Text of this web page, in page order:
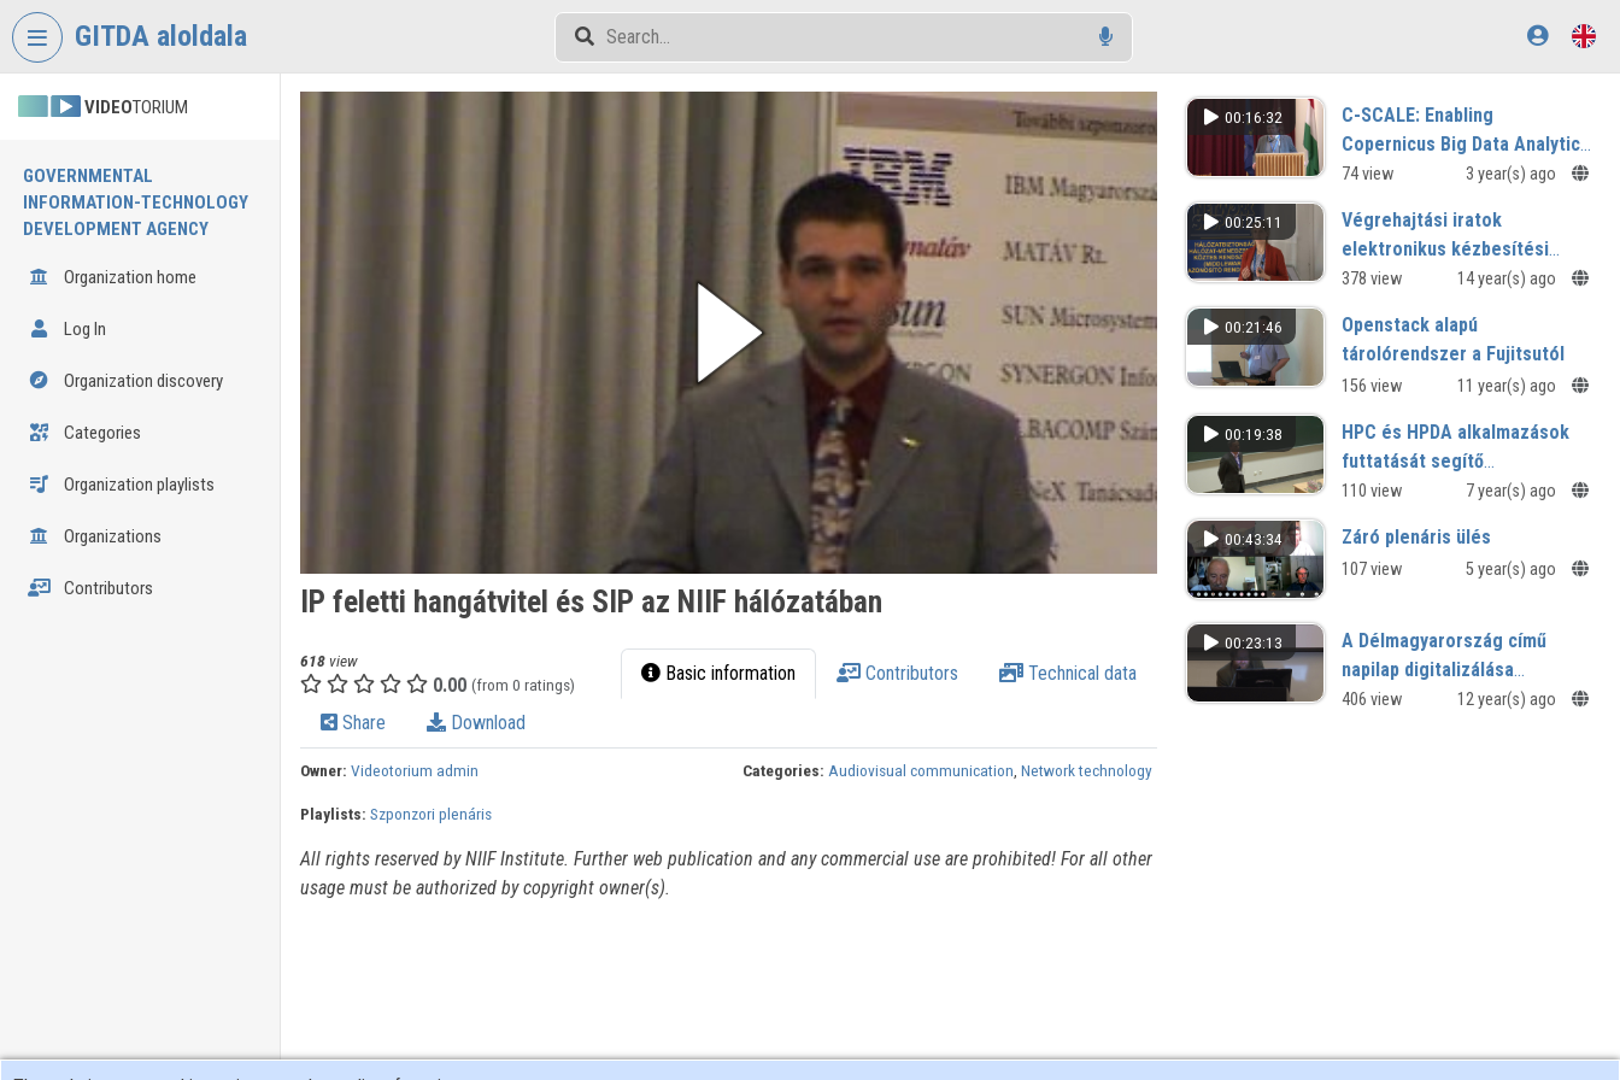
Skip header
GITDA aloldala
VIDEOTORIUM
GOVERNMENTAL
INFORMATION-TECHNOLOGY
DEVELOPMENT AGENCY
Organization home
Log In
Organization discovery
Categories
Organization playlists
Organizations
Contributors IP feletti hangátvitel és SIP az NIIF hálózatában
618view
0.00 (from 0 ratings) Basic information Contributors Technical data
Share Download
Owner: Videotorium admin Categories: Audiovisual communication,Network technology
Playlists: Szponzori plenáris
All rights reserved by NIIF Institute. Further web publication and any commercial use are prohibited! For all other
usage must be authorized by copyright owner(s).
00:16:32
C-SCALE: Enabling
Copernicus Big Data Analytics
through EOSC
74 view 3 year(s) ago
00:25:11
Végrehajtási iratok
elektronikus kézbesítési
rendszere
378 view 14 year(s) ago
00:21:46
Openstack alapú
tárolórendszer a Fujitsutól
156 view 11 year(s) ago
00:19:38
HPC és HPDA alkalmazások
futtatását segítő
infrastruktúrák
110 view 7 year(s) ago
00:43:34 Záró plenáris ülés
107 view 5 year(s) ago
00:23:13
A Délmagyarország című
napilap digitalizálása
Szegeden
406 view 12 year(s) ago